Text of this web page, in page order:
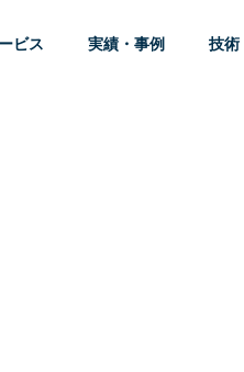
ビス 実績・事例 技術